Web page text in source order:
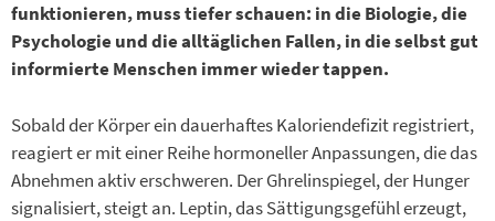
funktionieren, muss tiefer schauen: in die Biologie, die
Psychologie und die alltäglichen Fallen, in die selbst gut
informierte Menschen immer wieder tappen.
Sobald der Körper ein dauerhaftes Kaloriendefizit registriert,
reagiert er mit einer Reihe hormoneller Anpassungen, die das
Abnehmen aktiv erschweren. Der Ghrelinspiegel, der Hunger
signalisiert, steigt an. Leptin, das Sättigungsgefühl erzeugt,